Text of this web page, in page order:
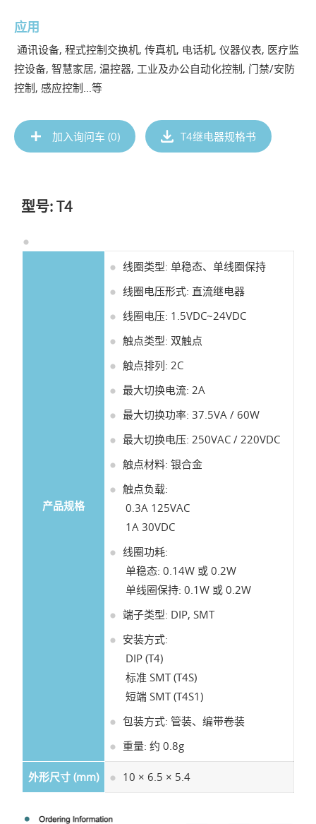
应用
通讯设备, 程式控制交换机, 传真机, 电话机, 仪器仪表, 医疗监
控设备, 智慧家居, 温控器, 工业及办公自动化控制, 门禁/安防
控制, 感应控制...等
加入询问车 (0) T4继电器规格书
型号: T4
产品规格
线圈类型: 单稳态、单线圈保持
线圈电压形式: 直流继电器
线圈电压: 1.5VDC~24VDC
触点类型: 双触点
触点排列: 2C
最大切换电流: 2A
最大切换功率: 37.5VA / 60W
最大切换电压: 250VAC / 220VDC
触点材料: 银合金
触点负载:
0.3A 125VAC
1A 30VDC
线圈功耗:
单稳态: 0.14W 或 0.2W
单线圈保持: 0.1W 或 0.2W
端子类型: DIP, SMT
安装方式:
DIP (T4)
标准 SMT (T4S)
短端 SMT (T4S1)
包装方式: 管装、编带卷装
重量: 约 0.8g
外形尺寸 (mm) 10 × 6.5 × 5.4